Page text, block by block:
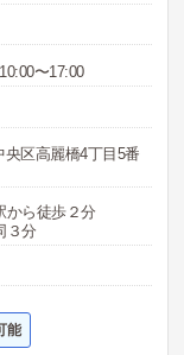
〜17:00
区高麗橋4丁目5番
から徒歩２分
３分
能